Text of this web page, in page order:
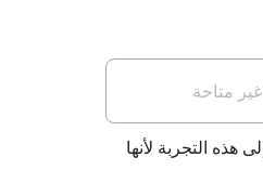
غير متاحة
هذه التجربة لأنها